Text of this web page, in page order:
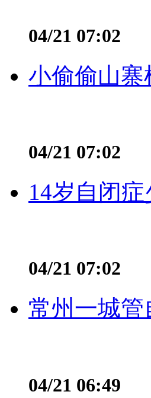
04/21 07:02
小偷偷山寨
04/21 07:02
14岁自闭
04/21 07:02
常州一城
04/21 06:49